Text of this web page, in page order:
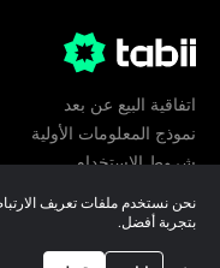
اتفاقية البيع عن بعد
نموذج المعلومات الأولية
شروط الإستخدام
تفضيلات ملفات تعريف
نحن نستخدم ملفات تعريف
بتجربة أفضل.